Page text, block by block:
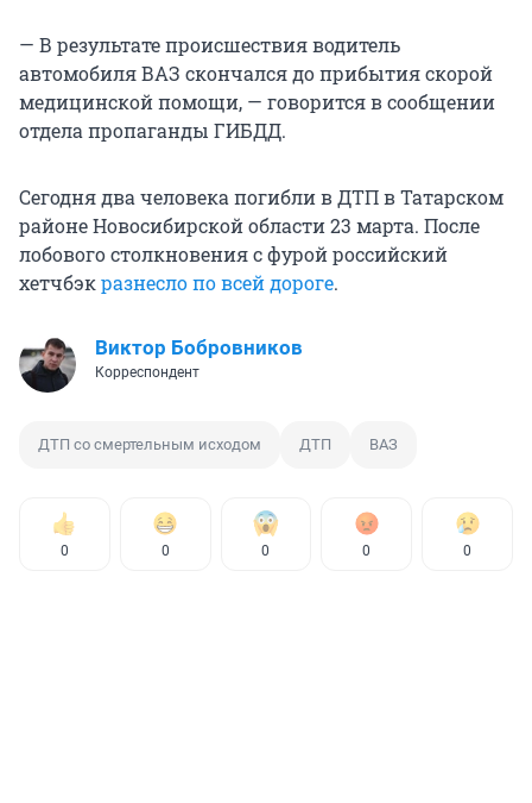
— В результате происшествия водитель
автомобиля ВАЗ скончался до прибытия скорой
медицинской помощи, — говорится в сообщении
отдела пропаганды ГИБДД.
Сегодня два человека погибли в ДТП в Татарском
районе Новосибирской области 23 марта. После
лобового столкновения с фурой российский
хетчбэкразнесло по всей дороге.
Виктор Бобровников
Корреспондент
ДТП со смертельным исходом ДТП ВАЗ
0 0 0 0 0